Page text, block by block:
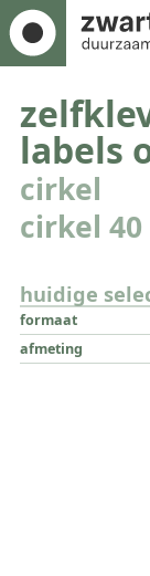
labels
cirkel
cirkel 40
huidige
formaat
afmeting